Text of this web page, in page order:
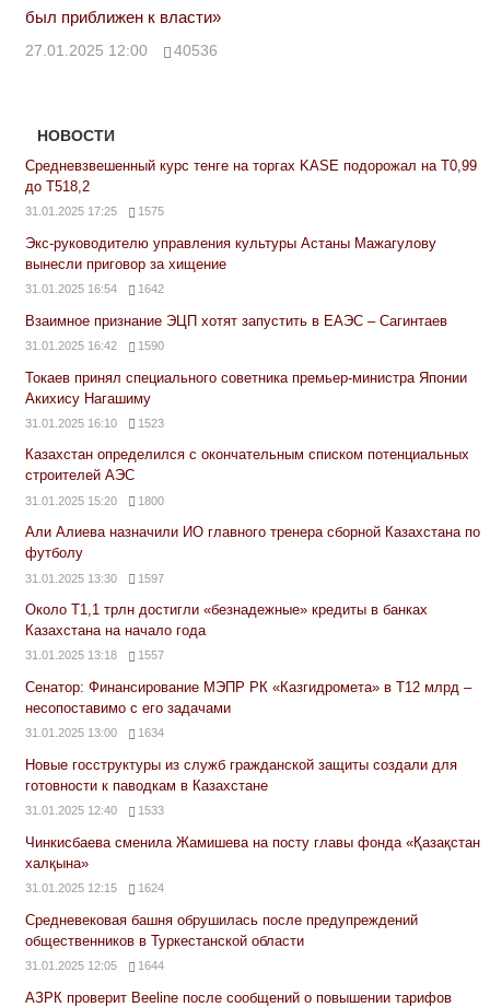
был приближен к власти»
27.01.2025 12:00 40536
НОВОСТИ
Средневзвешенный курс тенге на торгах KASE подорожал на Т0,99
до Т518,2
31.01.2025 17:25 1575
Экс-руководителю управления культуры Астаны Мажагулову
вынесли приговор за хищение
31.01.2025 16:54 1642
Взаимное признание ЭЦП хотят запустить в ЕАЭС – Сагинтаев
31.01.2025 16:42 1590
Токаев принял специального советника премьер-министра Японии
Акихису Нагашиму
31.01.2025 16:10 1523
Казахстан определился с окончательным списком потенциальных
строителей АЭС
31.01.2025 15:20 1800
Али Алиева назначили ИО главного тренера сборной Казахстана по
футболу
31.01.2025 13:30 1597
Около Т1,1 трлн достигли «безнадежные» кредиты в банках
Казахстана на начало года
31.01.2025 13:18 1557
Сенатор: Финансирование МЭПР РК «Казгидромета» в Т12 млрд –
несопоставимо с его задачами
31.01.2025 13:00 1634
Новые госструктуры из служб гражданской защиты создали для
готовности к паводкам в Казахстане
31.01.2025 12:40 1533
Чинкисбаева сменила Жамишева на посту главы фонда «Қазақстан
халқына»
31.01.2025 12:15 1624
Средневековая башня обрушилась после предупреждений
общественников в Туркестанской области
31.01.2025 12:05 1644
АЗРК проверит Beeline после сообщений о повышении тарифов